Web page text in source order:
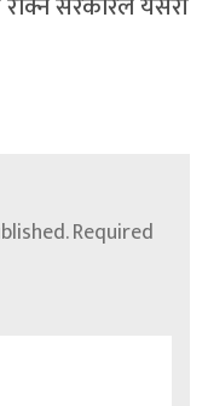
Required